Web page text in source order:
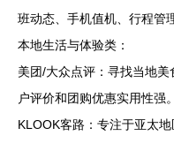
班动态、手机值机、行程管
本地生活与体验类：
美团/大众点评：寻找当地
户评价和团购优惠实用性强。
KLOOK客路：专注于亚太